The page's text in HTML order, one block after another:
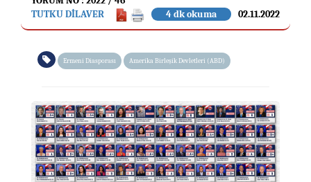
TUTKU DİLAVER
02.11.2022
4 dk okuma
Ermeni Diasporası Amerika Birleşik Devletleri (ABD)